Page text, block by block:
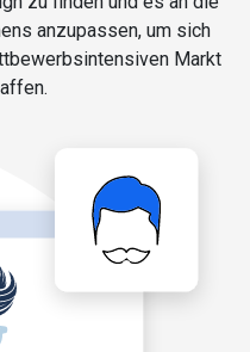
anzupassen, um sich
Markt